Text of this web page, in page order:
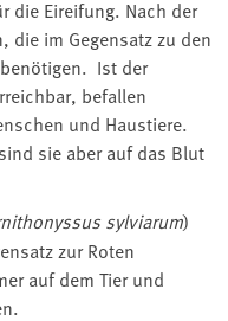
die Eireifung. Nach der
die im Gegensatz zu den
Ist der
befallen
und Haustiere.
sie aber auf das Blut
sylviarum)
zur Roten
auf dem Tier und